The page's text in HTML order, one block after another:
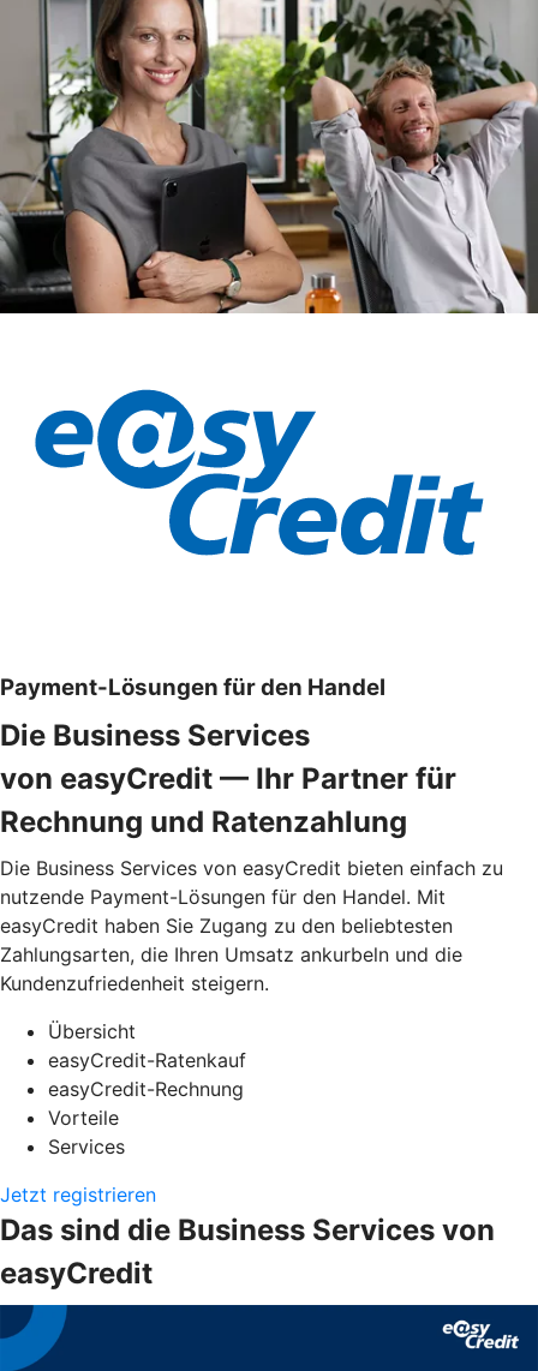
Payment-Lösungen für den Handel
Die Business Services
von easyCredit — Ihr Partner für
Rechnung und Ratenzahlung
Die Business Services von easyCredit bieten einfach zu
nutzende Payment-Lösungen für den Handel. Mit
easyCredit haben Sie Zugang zu den beliebtesten
Zahlungsarten, die Ihren Umsatz ankurbeln und die
Kundenzufriedenheit steigern.
Übersicht
easyCredit-Ratenkauf
easyCredit-Rechnung
Vorteile
Services
Jetzt registrieren
Das sind die Business Services von
easyCredit